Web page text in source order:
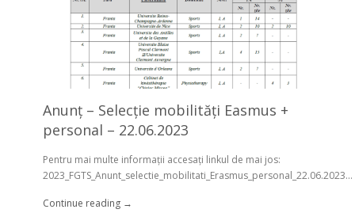
Anunț – Selecție mobilități Easmus +
personal – 22.06.2023
Pentru mai multe informații accesați linkul de mai jos:
2023_FGTS_Anunt_selectie_mobilitati_Erasmus_personal_22.06.2023...
Continue reading →